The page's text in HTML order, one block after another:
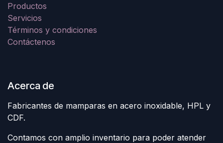
Productos
Servicios
Términos y condiciones
Contáctenos
Acerca de
Fabricantes de mamparas en acero inoxidable, HPL y
CDF.
Contamos con amplio inventario para poder atender